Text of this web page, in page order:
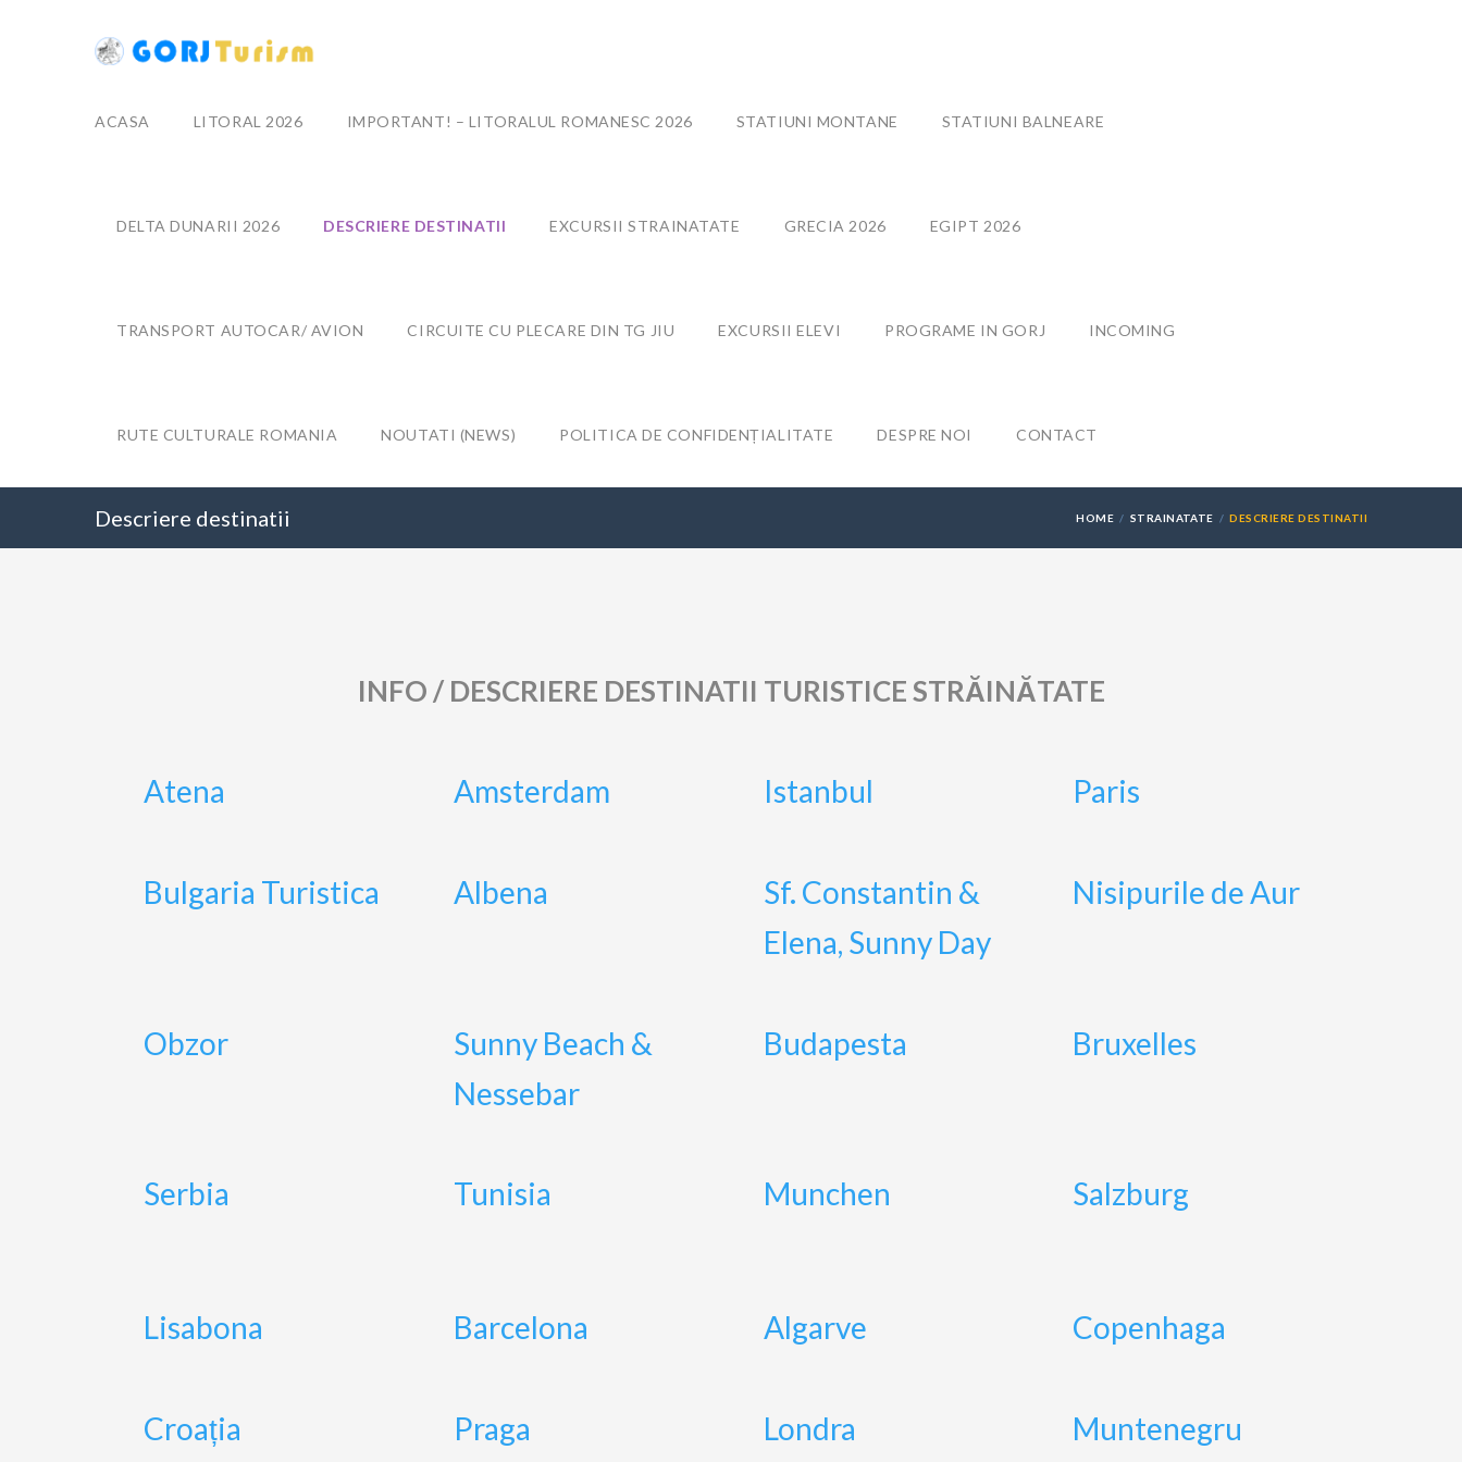
ACASA LITORAL 2026 IMPORTANT! – LITORALUL ROMANESC 2026 STATIUNI MONTANE STATIUNI BALNEARE
DELTA DUNARII 2026 DESCRIERE DESTINATII EXCURSII STRAINATATE GRECIA 2026 EGIPT 2026
TRANSPORT AUTOCAR/ AVION CIRCUITE CU PLECARE DIN TG JIU EXCURSII ELEVI PROGRAME IN GORJ INCOMING
RUTE CULTURALE ROMANIA NOUTATI (NEWS) POLITICA DE CONFIDENȚIALITATE DESPRE NOI CONTACT
Descriere destinatii HOME STRAINATATE DESCRIERE DESTINATII
INFO / DESCRIERE DESTINATII TURISTICE STRĂINĂTATE
Atena Amsterdam Istanbul Paris
Bulgaria Turistica Albena
Sf. Constantin &
Elena, Sunny Day
Nisipurile de Aur
Obzor
Sunny Beach &
Nessebar
Budapesta Bruxelles
Serbia Tunisia Munchen Salzburg
Lisabona Barcelona Algarve Copenhaga
Croația Praga Londra Muntenegru